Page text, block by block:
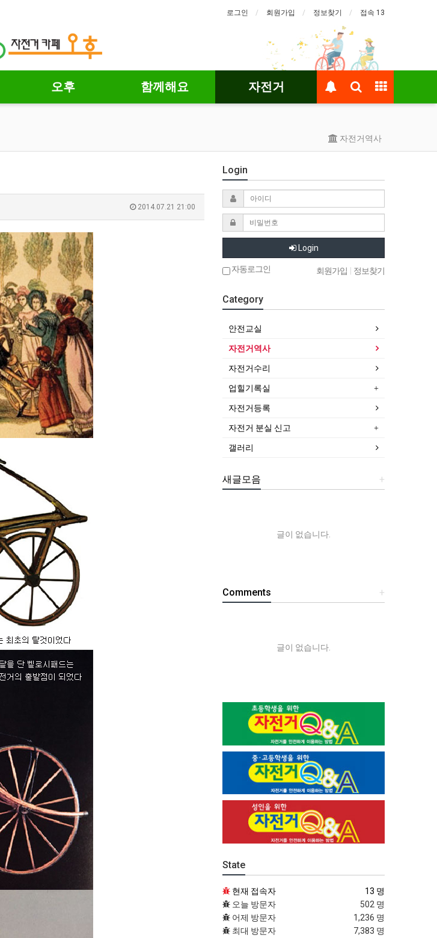
로그인 회원가입 정보찾기 접속 13
오후 함께해요 자전거
자전거역사
2014.07.21 21:00
Login
Login
자동로그인 회원가입 정보찾기
Category
안전교실
자전거역사
자전거수리
업힐기록실
자전거등록
자전거 분실 신고
갤러리
+
새글모음
글이 없습니다.
+
Comments
글이 없습니다.
State
현재 접속자
13 명
오늘 방문자
502 명
어제 방문자
1,236 명
최대 방문자
7,383 명